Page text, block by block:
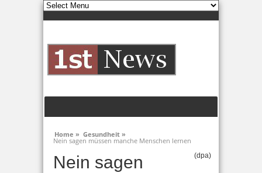
Home » Gesundheit »
Nein sagen müssen manche Menschen lernen
Nein sagen
(dpa)